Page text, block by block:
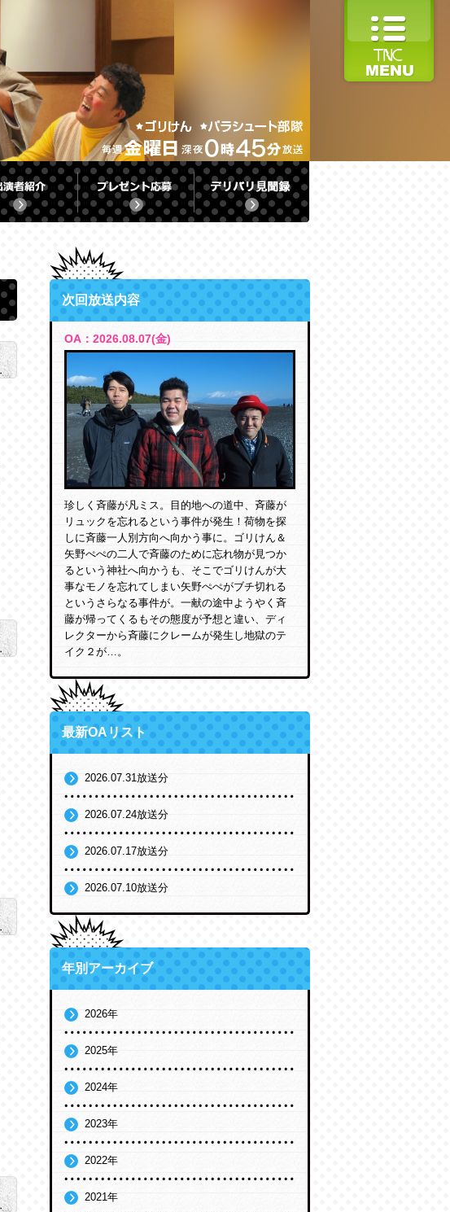
次回放送内容
OA：2026.08.07(金)
珍しく斉藤が凡ミス。目的地への道中、斉藤が
リュックを忘れるという事件が発生！荷物を探
しに斉藤一人別方向へ向かう事に。ゴリけん＆
矢野ぺぺの二人で斉藤のために忘れ物が見つか
るという神社へ向かうも、そこでゴリけんが大
事なモノを忘れてしまい矢野ぺぺがブチ切れる
というさらなる事件が。一献の途中ようやく斉
藤が帰ってくるもその態度が予想と違い、ディ
レクターから斉藤にクレームが発生し地獄のテ
イク２が…。
最新OAリスト
2026.07.31放送分
2026.07.24放送分
2026.07.17放送分
2026.07.10放送分
年別アーカイブ
2026年
2025年
2024年
2023年
2022年
2021年